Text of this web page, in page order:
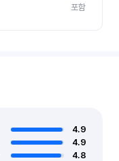
포함
4.9
4.9
4.8